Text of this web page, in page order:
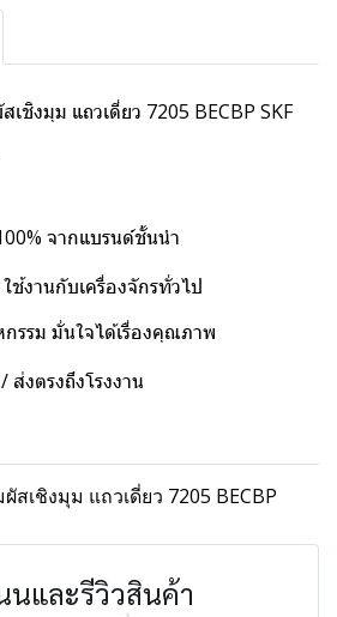
ชิงมุม แถวเดี่ยว 7205 BECBP SKF
จากแบรนด์ชั้นนำ
ช้งานกับเครื่องจักรทั่วไป
รรม มั่นใจได้เรื่องคุณภาพ
ส่งตรงถึงโรงงาน
เชิงมุม แถวเดี่ยว 7205 BECBP
นและรีวิวสินค้า